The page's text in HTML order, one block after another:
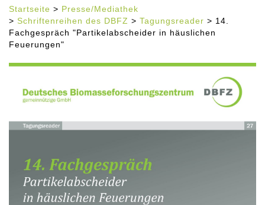
Startseite > Presse/Mediathek
> Schriftenreihen des DBFZ > Tagungsreader > 14.
Fachgespräch "Partikelabscheider in häuslichen
Feuerungen"